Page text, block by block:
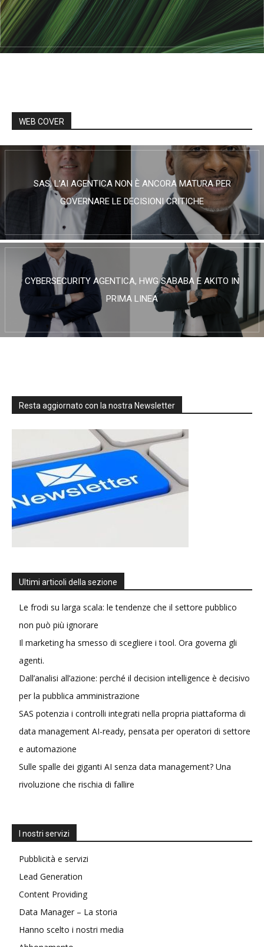
WEB COVER
SAS, L’AI AGENTICA NON È ANCORA MATURA PER
GOVERNARE LE DECISIONI CRITICHE
CYBERSECURITY AGENTICA, HWG SABABA E AKITO IN
PRIMA LINEA
Resta aggiornato con la nostra Newsletter
Ultimi articoli della sezione
Le frodi su larga scala: le tendenze che il settore pubblico
non può più ignorare
Il marketing ha smesso di scegliere i tool. Ora governa gli
agenti.
Dall’analisi all’azione: perché il decision intelligence è decisivo
per la pubblica amministrazione
SAS potenzia i controlli integrati nella propria piattaforma di
data management AI-ready, pensata per operatori di settore
e automazione
Sulle spalle dei giganti AI senza data management? Una
rivoluzione che rischia di fallire
I nostri servizi
Pubblicità e servizi
Lead Generation
Content Providing
Data Manager – La storia
Hanno scelto i nostri media